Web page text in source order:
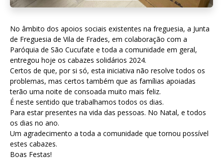
No âmbito dos apoios sociais existentes na freguesia, a Junta
de Freguesia de Vila de Frades, em colaboração com a
Paróquia de São Cucufate e toda a comunidade em geral,
entregou hoje os cabazes solidários 2024.
Certos de que, por si só, esta iniciativa não resolve todos os
problemas, mas certos também que as famílias apoiadas
terão uma noite de consoada muito mais feliz.
É neste sentido que trabalhamos todos os dias.
Para estar presentes na vida das pessoas. No Natal, e todos
os dias no ano.
Um agradecimento a toda a comunidade que tornou possível
estes cabazes.
Boas Festas!